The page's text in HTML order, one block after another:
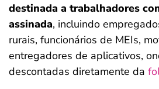
destinada a trabalhadores
assinada, incluindo
rurais, funcionários de MEIs,
entregadores de aplicativos,
descontadas diretamente da